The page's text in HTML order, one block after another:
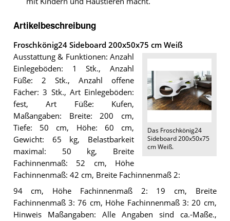
Artikelbeschreibung
Froschkönig24 Sideboard 200x50x75 cm Weiß
Das Froschkönig24
Sideboard 200x50x75
cm Weiß.
Ausstattung & Funktionen: Anzahl
Einlegeböden: 1 Stk., Anzahl
Füße: 2 Stk., Anzahl offene
Fächer: 3 Stk., Art Einlegeböden:
fest, Art Füße: Kufen,
Maßangaben: Breite: 200 cm,
Tiefe: 50 cm, Höhe: 60 cm,
Gewicht: 65 kg, Belastbarkeit
maximal: 50 kg, Breite
Fachinnenmaß: 52 cm, Höhe
Fachinnenmaß: 42 cm, Breite Fachinnenmaß 2:
94 cm, Höhe Fachinnenmaß 2: 19 cm, Breite
Fachinnenmaß 3: 76 cm, Höhe Fachinnenmaß 3: 20 cm,
Hinweis Maßangaben: Alle Angaben sind ca.-Maße.,